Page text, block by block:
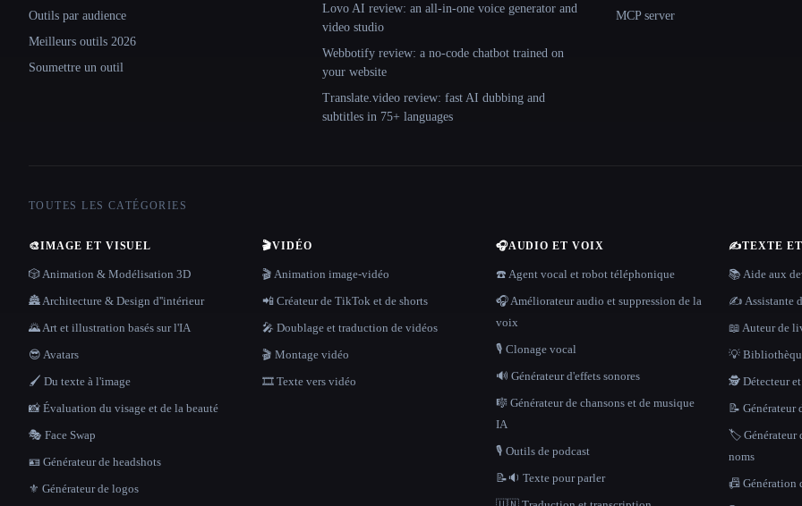
Outils par audience
Meilleurs outils 2026
Soumettre un outil
Lovo AI review: an all-in-one voice generator and
video studio
Webbotify review: a no-code chatbot trained on
your website
Translate.video review: fast AI dubbing and
subtitles in 75+ languages
MCP server
TOUTES LES CATÉGORIES
🎨IMAGE ET VISUEL
🎲 Animation & Modélisation 3D
🏯 Architecture & Design d''intérieur
🌄 Art et illustration basés sur l'IA
😎 Avatars
🖌️ Du texte à l'image
📸 Évaluation du visage et de la beauté
🎭 Face Swap
🪪 Générateur de headshots
⚜️ Générateur de logos
🎬VIDÉO
🎬 Animation image-vidéo
📲 Créateur de TikTok et de shorts
🎤 Doublage et traduction de vidéos
🎬 Montage vidéo
🎞️ Texte vers vidéo
🎧AUDIO ET VOIX
☎️ Agent vocal et robot téléphonique
🎧 Améliorateur audio et suppression de la
voix
🎙️ Clonage vocal
🔊 Générateur d'effets sonores
🎼 Générateur de chansons et de musique
IA
🎙️ Outils de podcast
📝🔉 Texte pour parler
✍️TEXTE
📚 Aide aux
✍️ Assistante
📖 Auteur de
💡
🕵️ Détecteur
📝 Générateur
🏷️ Générateur
noms
📠 Génération